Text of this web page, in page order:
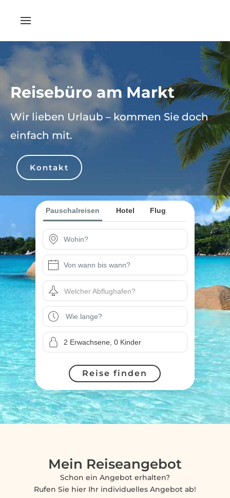
Reisebüro am Markt
Wir lieben Urlaub – kommen Sie doch
einfach mit.
Kontakt
Pauschalreisen Hotel Flug
Welcher Abflughafen?
Reise finden
Mein Reiseangebot
Schon ein Angebot erhalten?
Rufen Sie hier Ihr individuelles Angebot ab!